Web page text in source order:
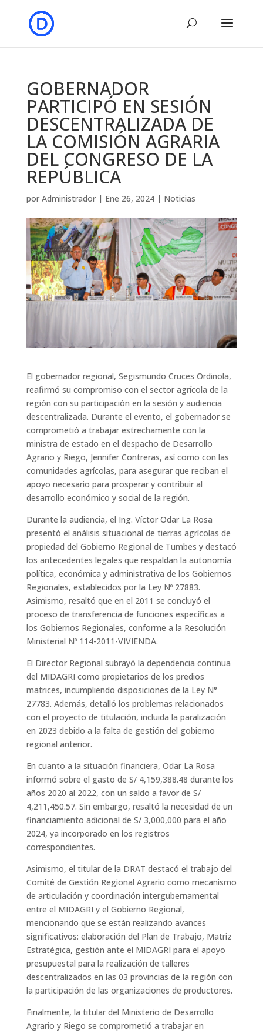
GOBERNADOR
PARTICIPÓ EN SESIÓN
DESCENTRALIZADA DE
LA COMISIÓN AGRARIA
DEL CONGRESO DE LA
REPÚBLICA
por Administrador| Ene 26, 2024| Noticias
El gobernador regional, Segismundo Cruces Ordinola,
reafirmó su compromiso con el sector agrícola de la
región con su participación en la sesión y audiencia
descentralizada. Durante el evento, el gobernador se
comprometió a trabajar estrechamente con la
ministra de estado en el despacho de Desarrollo
Agrario y Riego, Jennifer Contreras, así como con las
comunidades agrícolas, para asegurar que reciban el
apoyo necesario para prosperar y contribuir al
desarrollo económico y social de la región.
Durante la audiencia, el Ing. Víctor Odar La Rosa
presentó el análisis situacional de tierras agrícolas de
propiedad del Gobierno Regional de Tumbes y destacó
los antecedentes legales que respaldan la autonomía
política, económica y administrativa de los Gobiernos
Regionales, establecidos por la Ley Nº 27883.
Asimismo, resaltó que en el 2011 se concluyó el
proceso de transferencia de funciones específicas a
los Gobiernos Regionales, conforme a la Resolución
Ministerial Nº 114-2011-VIVIENDA.
El Director Regional subrayó la dependencia continua
del MIDAGRI como propietarios de los predios
matrices, incumpliendo disposiciones de la Ley N°
27783. Además, detalló los problemas relacionados
con el proyecto de titulación, incluida la paralización
en 2023 debido a la falta de gestión del gobierno
regional anterior.
En cuanto a la situación financiera, Odar La Rosa
informó sobre el gasto de S/ 4,159,388.48 durante los
años 2020 al 2022, con un saldo a favor de S/
4,211,450.57. Sin embargo, resaltó la necesidad de un
financiamiento adicional de S/ 3,000,000 para el año
2024, ya incorporado en los registros
correspondientes.
Asimismo, el titular de la DRAT destacó el trabajo del
Comité de Gestión Regional Agrario como mecanismo
de articulación y coordinación intergubernamental
entre el MIDAGRI y el Gobierno Regional,
mencionando que se están realizando avances
significativos: elaboración del Plan de Trabajo, Matriz
Estratégica, gestión ante el MIDAGRI para el apoyo
presupuestal para la realización de talleres
descentralizados en las 03 provincias de la región con
la participación de las organizaciones de productores.
Finalmente, la titular del Ministerio de Desarrollo
Agrario y Riego se comprometió a trabajar en